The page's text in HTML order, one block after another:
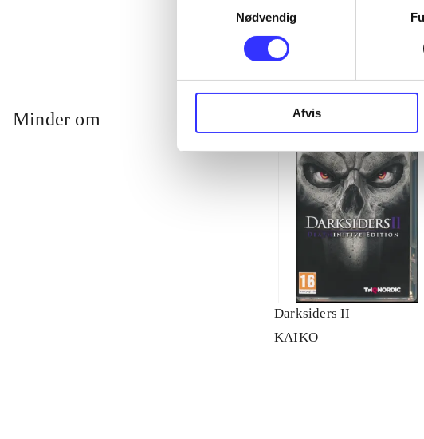
Nødvendig
Afvis
Minder om
Darksiders II
KAIKO